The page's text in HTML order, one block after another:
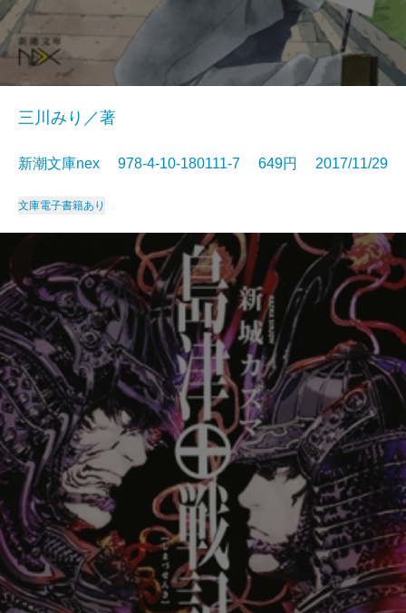
三川みり／著
新潮文庫nex 978-4-10-180111-7 649円 2017/11/29
文庫電子書籍あり